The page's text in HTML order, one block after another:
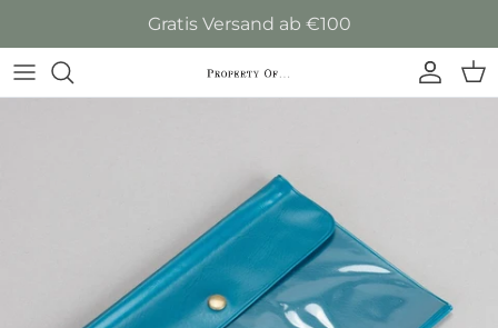
Gratis Versand ab €100
Konto